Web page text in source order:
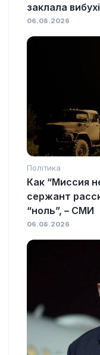
заклала
06.08.2026
Політика
Как “Миссия
сержант
“ноль”, – СМИ
06.08.2026